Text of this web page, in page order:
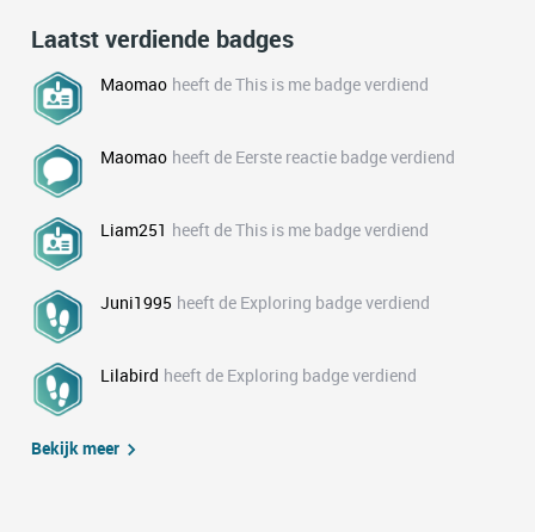
Laatst verdiende badges
Maomao heeft de This is me badge verdiend
Maomao heeft de Eerste reactie badge verdiend
Liam251 heeft de This is me badge verdiend
Juni1995 heeft de Exploring badge verdiend
Lilabird heeft de Exploring badge verdiend
Bekijk meer